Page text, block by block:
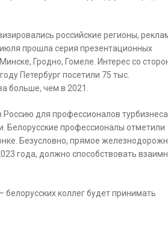
российские регионы,
прошла серия презентационных
Гродно, Гомеле. Интерес со
Петербург посетили 75 тыс.
больше, чем в 2021.
для профессионалов
Белорусские профессионалы отметили
Безусловно, прямое
года, должно способствовать
коллег будет принимать